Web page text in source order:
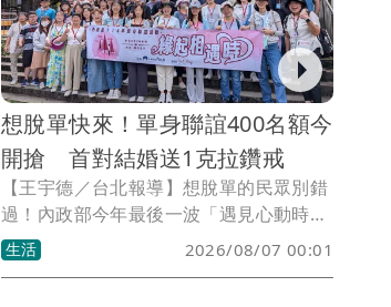
想脫單快來！單身聯誼400名額今
開搶 首對結婚送1克拉鑽戒
【王宇德／台北報導】想脫單的民眾別錯
過！內政部今年最後一波「遇見心動時」
單身聯誼活動，將於8月7日中午12時開放
報名，共推出5梯次、400個名額，活動安
生活 2026/08/07 00:01